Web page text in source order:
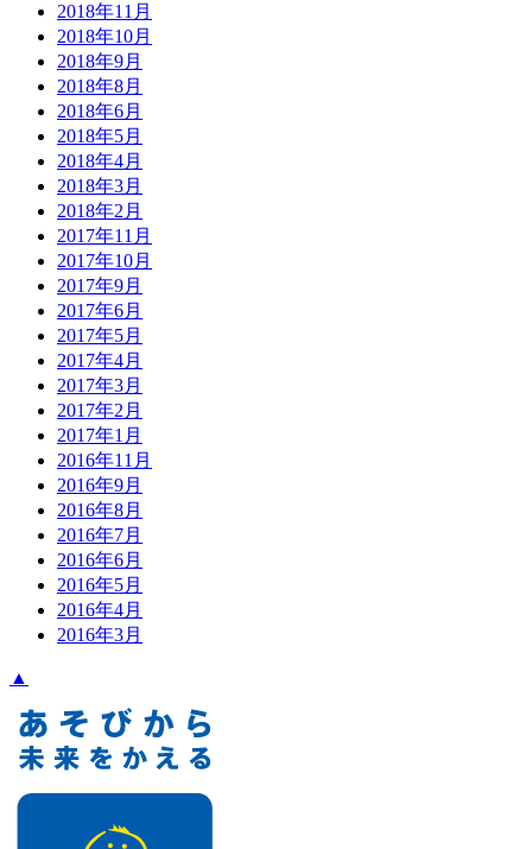
2018年11月
2018年10月
2018年9月
2018年8月
2018年6月
2018年5月
2018年4月
2018年3月
2018年2月
2017年11月
2017年10月
2017年9月
2017年6月
2017年5月
2017年4月
2017年3月
2017年2月
2017年1月
2016年11月
2016年9月
2016年8月
2016年7月
2016年6月
2016年5月
2016年4月
2016年3月
▲